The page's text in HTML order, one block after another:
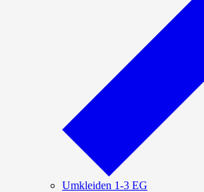
Umkleiden 1-3 EG